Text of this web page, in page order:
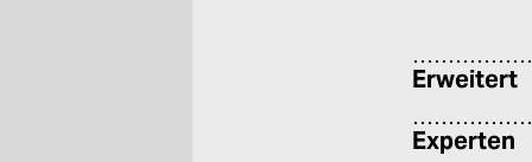
Erweitert
Experten